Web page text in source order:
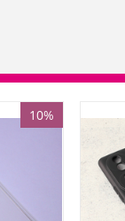
10%